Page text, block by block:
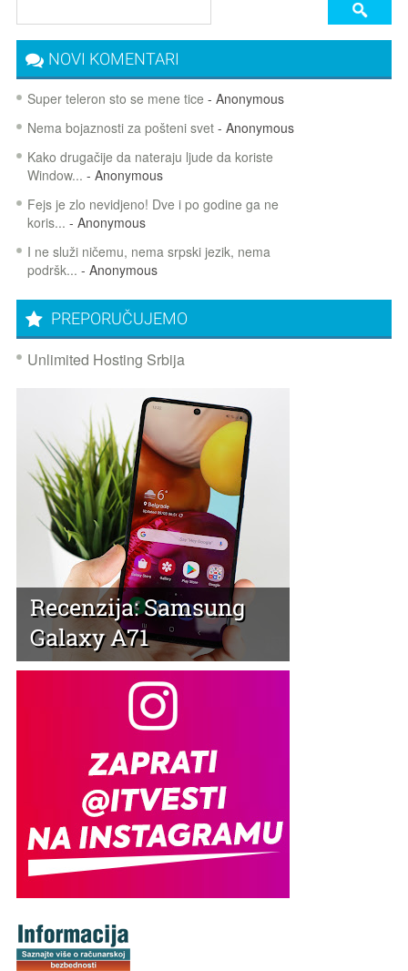
NOVI KOMENTARI
Super teleron sto se mene tice - Anonymous
Nema bojaznosti za pošteni svet- Anonymous
Kako drugačije da nateraju ljude da koriste
Window... - Anonymous
Fejs je zlo nevidjeno! Dve i po godine ga ne
koris... - Anonymous
I ne služi ničemu, nema srpski jezik, nema
podršk... - Anonymous
PREPORUČUJEMO
Unlimited Hosting Srbija
Recenzija: Realme 11
Pro